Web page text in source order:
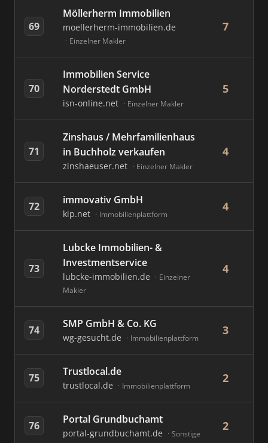
69
Möllerherm Immobilien
moellerherm-immobilien.de
Einzelner Makler
7
70
Immobilien Service
Norderstedt GmbH
isn-online.net Einzelner Makler
5
71
Zinshaus / Mehrfamilienhaus
in Buchholz verkaufen
zinshaeuser.net Einzelner Makler
4
72 immovativ GmbH
kip.net Immobilienplattform
4
73
Lubcke Immobilien- &
Investmentservice
lubcke-immobilien.de
Einzelner
Makler
4
74 SMP GmbH & Co. KG
wg-gesucht.de Immobilienplattform
3
75 Trustlocal.de
trustlocal.de Immobilienplattform
2
76 Portal Grundbuchamt
portal-grundbuchamt.de Sonstige
2